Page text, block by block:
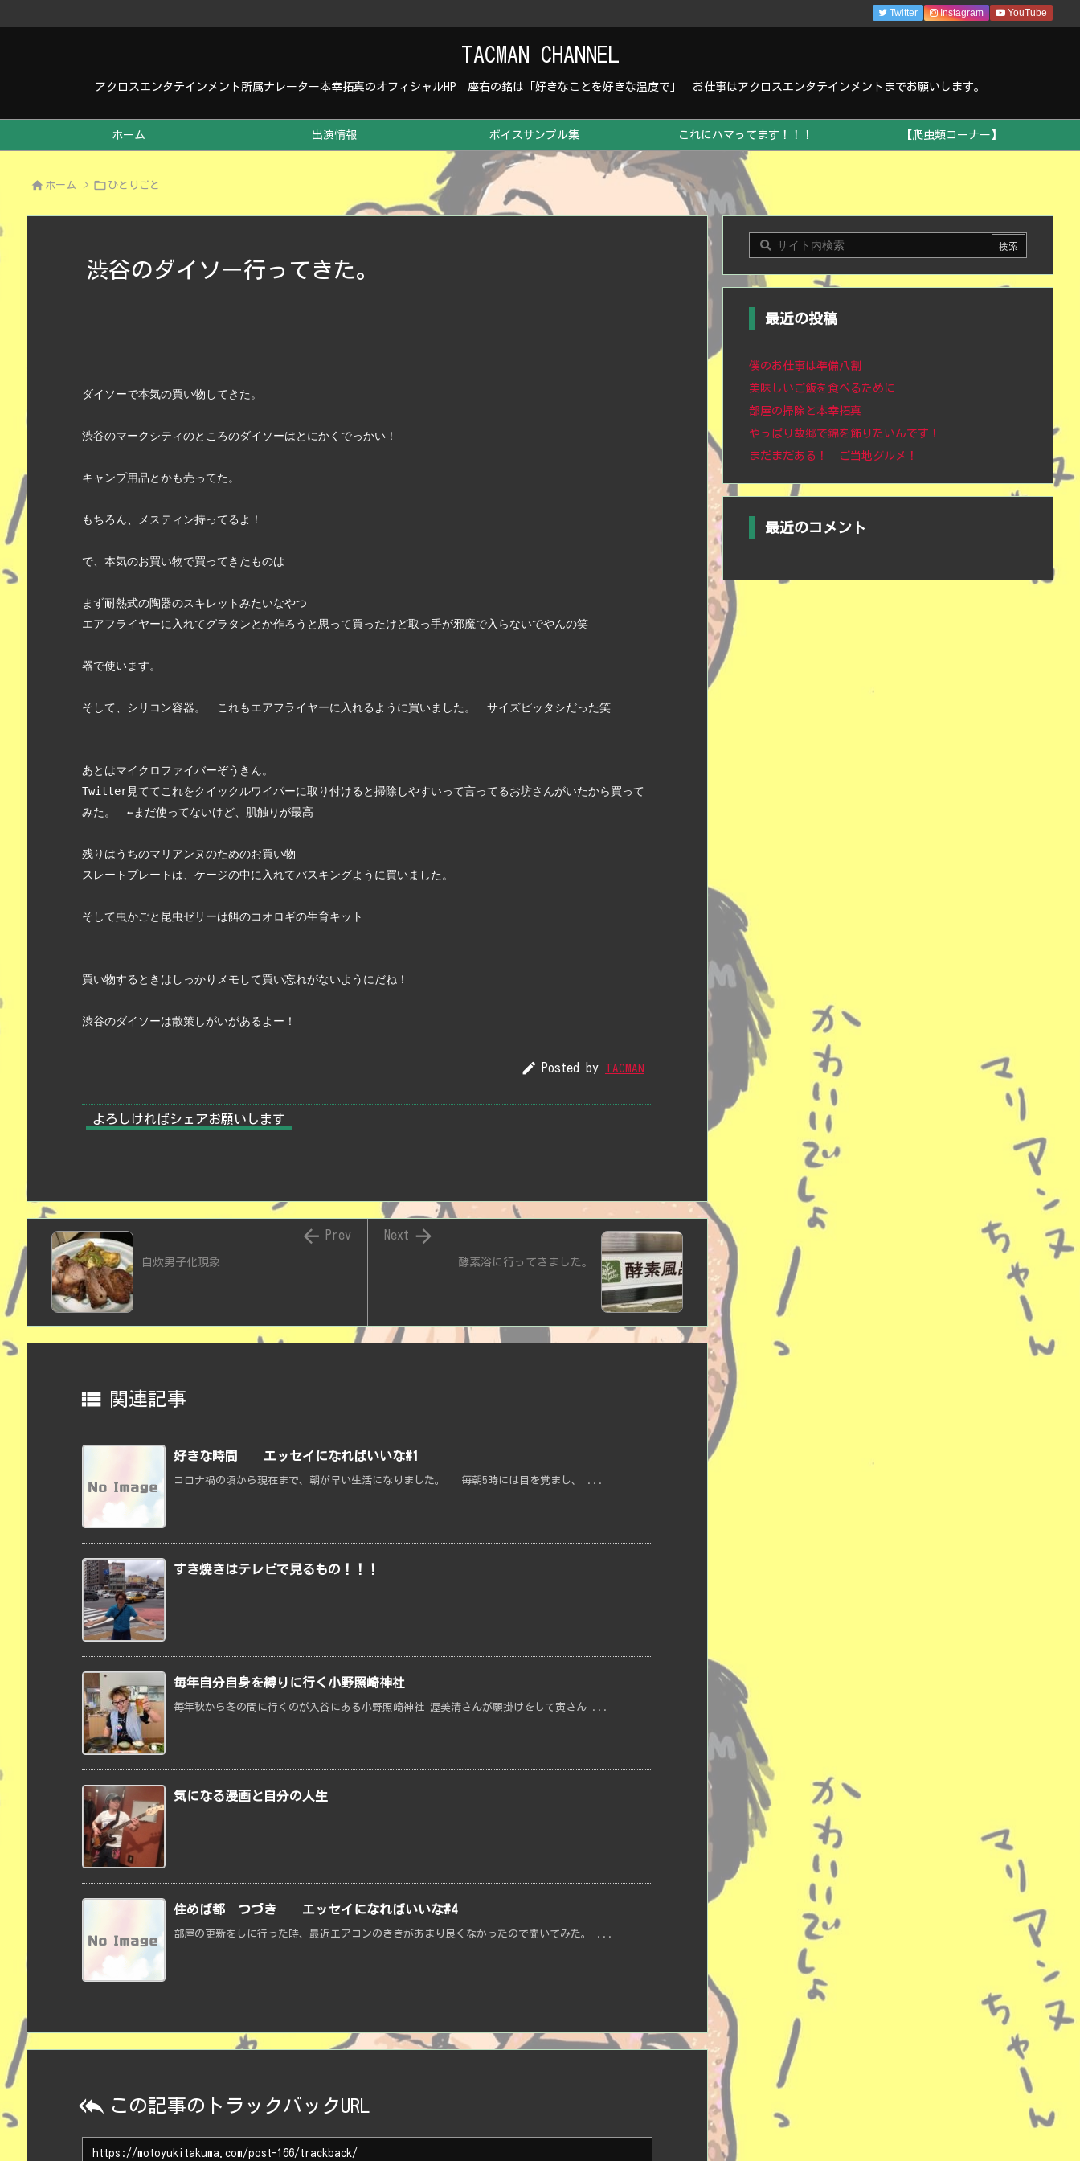
TACMAN CHANNEL
アクロスエンタテインメント所属ナレーター本幸拓真のオフィシャルHP 座右の銘は「好きなことを好きな温度で」 お仕事はアクロスエンタテインメントまでお願いします。
ホーム 出演情報 ボイスサンプル集 これにハマってます！！！ 【爬虫類コーナー】
Twitter Instagram YouTube
 ホーム >  ひとりごと
渋谷のダイソー行ってきた。
ダイソーで本気の買い物してきた。
渋谷のマークシティのところのダイソーはとにかくでっかい！
キャンプ用品とかも売ってた。
もちろん、メスティン持ってるよ！
で、本気のお買い物で買ってきたものは
まず耐熱式の陶器のスキレットみたいなやつ
エアフライヤーに入れてグラタンとか作ろうと思って買ったけど取っ手が邪魔で入らないでやんの笑
器で使います。
そして、シリコン容器。　これもエアフライヤーに入れるように買いました。　サイズピッタシだった笑
あとはマイクロファイバーぞうきん。
Twitter見ててこれをクイックルワイパーに取り付けると掃除しやすいって言ってるお坊さんがいたから買って
みた。　←まだ使ってないけど、肌触りが最高
残りはうちのマリアンヌのためのお買い物
スレートプレートは、ケージの中に入れてバスキングように買いました。
そして虫かごと昆虫ゼリーは餌のコオロギの生育キット
買い物するときはしっかりメモして買い忘れがないようにだね！
渋谷のダイソーは散策しがいがあるよー！
 Posted by TACMAN
よろしければシェアお願いします
酵素浴に行ってきました。

Next
自炊男子化現象
 Prev
 関連記事
好きな時間 エッセイになればいいな#1
コロナ禍の頃から現在まで、朝が早い生活になりました。 毎朝5時には目を覚まし、 ...
すき焼きはテレビで見るもの！！！
毎年自分自身を縛りに行く小野照崎神社
毎年秋から冬の間に行くのが入谷にある小野照崎神社 渥美清さんが願掛けをして寅さん ...
気になる漫画と自分の人生
住めば都 つづき エッセイになればいいな#4
部屋の更新をしに行った時、最近エアコンのききがあまり良くなかったので聞いてみた。 ...
 この記事のトラックバックURL
最近の投稿
僕のお仕事は準備八割
美味しいご飯を食べるために
部屋の掃除と本幸拓真
やっぱり故郷で錦を飾りたいんです！
まだまだある！ ご当地グルメ！
最近のコメント